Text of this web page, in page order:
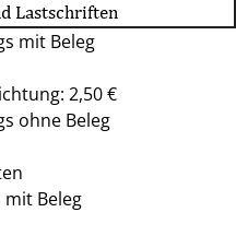
Lastschriften
mit Beleg
2,50 €
ohne Beleg
Beleg